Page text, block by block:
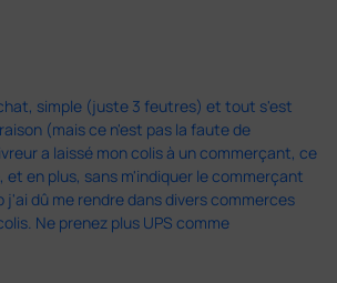
simple (juste 3 feutres) et tout s'est
(mais ce n'est pas la faute de
a laissé mon colis à un commerçant, ce
et en plus, sans m'indiquer le commerçant
j'ai dû me rendre dans divers commerces
Ne prenez plus UPS comme